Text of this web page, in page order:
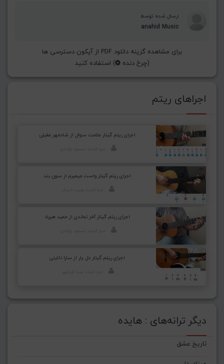
ارسال شده توسط
anahid Music
برای مشاهده گزینه دانلود PDF از آیکون دسترسی ها
(چرخ دنده ) استفاده کنید
اجراهای ریتم
اجرای ریتم گیتار علامت سوال از شادمهر عقیلی
اجرای ریتم گیتار واست میمیرم از سون بند
اجرای ریتم گیتار آخر نماندی از حمید هیراد
اجرای ریتم گیتار دل یار از سارا نائینی
دیگر ترانه‌های : هایده
تاریخ عشق